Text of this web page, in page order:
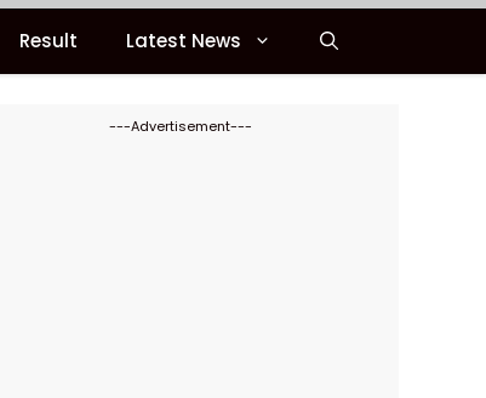
Result Latest News
---Advertisement---